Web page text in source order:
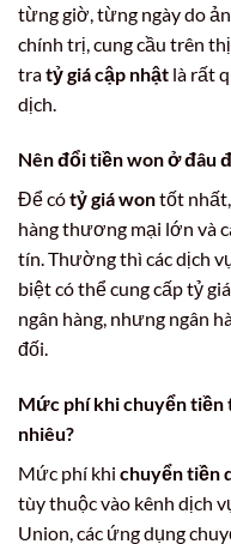
từng giờ, từng ngày do
chính trị, cung cầu trên
tratỷ giá cập nhật là rất
dịch.
Nên đổi tiền won ở đâu
Để cótỷ giá wontốt nhất,
hàng thương mại lớn và
tín. Thường thì các dịch
biệt có thể cung cấp tỷ
ngân hàng, nhưng ngân
đối.
Mức phí khi chuyển tiền
nhiêu?
Mức phí khi chuyển tiền
tùy thuộc vào kênh dịch
Union, các ứng dụng